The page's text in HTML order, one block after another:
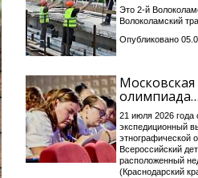
Это 2-й
Волоколамский
Опубликовано
Московская
олимпиада…
21 июля 2026 года
экспедиционный
этнографической
Всероссийский
расположенный
(Краснодарский